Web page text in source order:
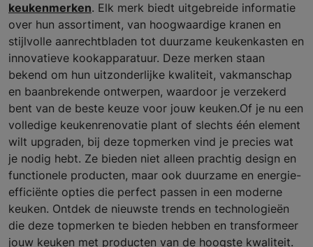
keukenmerken. Elk merk biedt uitgebreide informatie
over hun assortiment, van hoogwaardige kranen en
stijlvolle aanrechtbladen tot duurzame keukenkasten en
innovatieve kookapparatuur. Deze merken staan
bekend om hun uitzonderlijke kwaliteit, vakmanschap
en baanbrekende ontwerpen, waardoor je verzekerd
bent van de beste keuze voor jouw keuken.Of je nu een
volledige keukenrenovatie plant of slechts één element
wilt upgraden, bij deze topmerken vind je precies wat
je nodig hebt. Ze bieden niet alleen prachtig design en
functionele producten, maar ook duurzame en energie-
efficiënte opties die perfect passen in een moderne
keuken. Ontdek de nieuwste trends en technologieën
die deze topmerken te bieden hebben en transformeer
jouw keuken met producten van de hoogste kwaliteit.